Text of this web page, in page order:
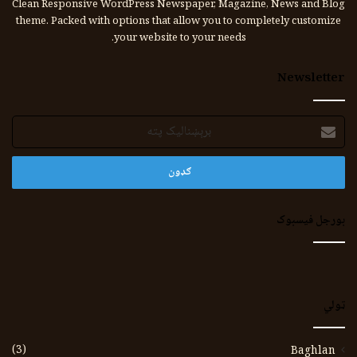
Clean Responsive WordPress Newspaper, Magazine, News and Blog
theme. Packed with options that allow you to completely customize
your website to your needs.
Newsletter
برېښنالیک
پته
بورجل فیسبوک
ټولي
Baghlan
(3)